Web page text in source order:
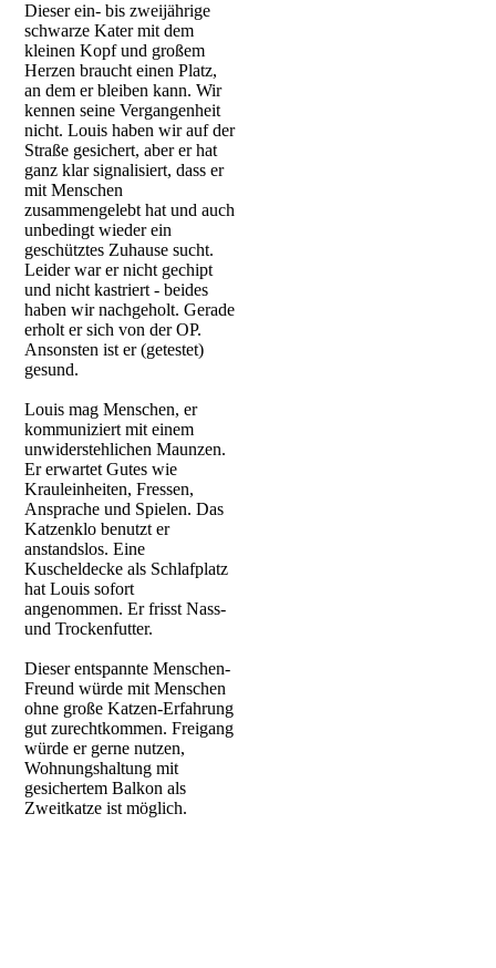
Dieser ein- bis zweijährige
schwarze Kater mit dem
kleinen Kopf und großem
Herzen braucht einen Platz,
an dem er bleiben kann. Wir
kennen seine Vergangenheit
nicht. Louis haben wir auf der
Straße gesichert, aber er hat
ganz klar signalisiert, dass er
mit Menschen
zusammengelebt hat und auch
unbedingt wieder ein
geschütztes Zuhause sucht.
Leider war er nicht gechipt
und nicht kastriert - beides
haben wir nachgeholt. Gerade
erholt er sich von der OP.
Ansonsten ist er (getestet)
gesund.
Louis mag Menschen, er
kommuniziert mit einem
unwiderstehlichen Maunzen.
Er erwartet Gutes wie
Krauleinheiten, Fressen,
Ansprache und Spielen. Das
Katzenklo benutzt er
anstandslos. Eine
Kuscheldecke als Schlafplatz
hat Louis sofort
angenommen. Er frisst Nass-
und Trockenfutter.
Dieser entspannte Menschen-
Freund würde mit Menschen
ohne große Katzen-Erfahrung
gut zurechtkommen. Freigang
würde er gerne nutzen,
Wohnungshaltung mit
gesichertem Balkon als
Zweitkatze ist möglich.